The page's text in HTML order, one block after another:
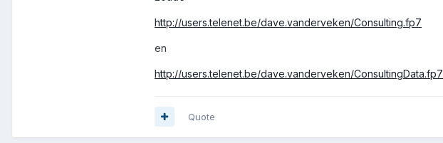
http://users.telenet.be/dave.vanderveken/Consulting.fp7
en
http://users.telenet.be/dave.vanderveken/ConsultingData.fp7
Quote